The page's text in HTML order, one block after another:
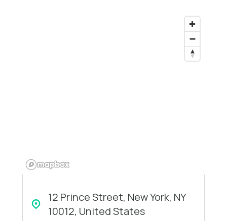
12 Prince Street, New York, NY
10012, United States